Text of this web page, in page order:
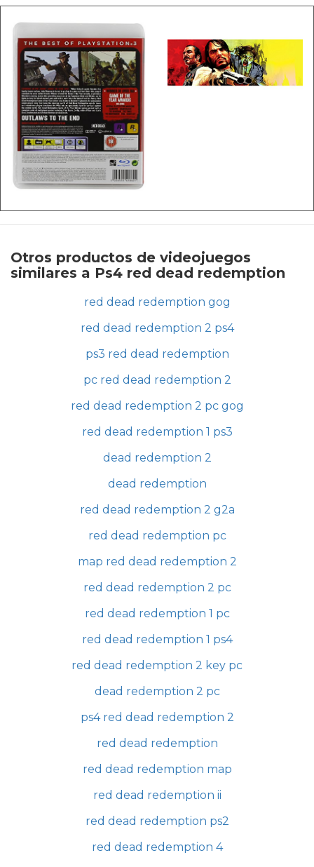
Otros productos de videojuegos
similares a Ps4 red dead redemption
red dead redemption gog
red dead redemption 2 ps4
ps3 red dead redemption
pc red dead redemption 2
red dead redemption 2 pc gog
red dead redemption 1 ps3
dead redemption 2
dead redemption
red dead redemption 2 g2a
red dead redemption pc
map red dead redemption 2
red dead redemption 2 pc
red dead redemption 1 pc
red dead redemption 1 ps4
red dead redemption 2 key pc
dead redemption 2 pc
ps4 red dead redemption 2
red dead redemption
red dead redemption map
red dead redemption ii
red dead redemption ps2
red dead redemption 4